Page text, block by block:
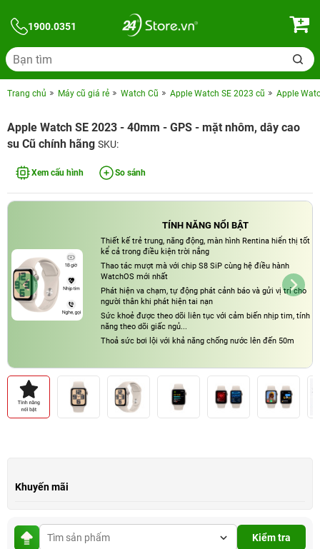
1900.0351
Trang chủ Máy cũ giá rẻ Watch Cũ Apple Watch SE 2023 cũ Apple
Apple Watch SE 2023 - 40mm - GPS - mặt nhôm, dây cao
su Cũ chính hãng SKU:
Xem cấu hình So sánh
TÍNH NĂNG NỔI BẬT
Thiết kế trẻ trung, năng động, màn hình Rentina hiển thị tốt
kể cả trong điều kiện trời nắng
Thao tác mượt mà với chip S8 SiP cùng hệ điều hành
WatchOS mới nhất
Phát hiện va chạm, tự động phát cảnh báo và gửi vị trí cho
người thân khi phát hiện tai nạn
Sức khoẻ được theo dõi liên tục với cảm biến nhịp tim, tính
năng theo dõi giấc ngủ...
Thoả sức bơi lội với khả năng chống nước lên đến 50m
Khuyến mãi
Kiểm tra